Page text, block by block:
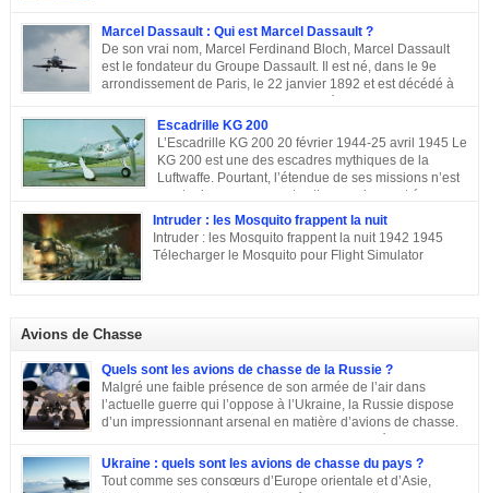
entre les mains de la famille de son fondateur et qui porte encore son nom,
Marcel Bloch ayant changé son nom en Dassault en 1946. Retour sur le
parcours de ce fleuron de l’aviation civile et militaire. De la première guerre
mondiale à la Course aux Armements Au début de la première guerre
mondiale, Marcel Bloch a créé la Société d’études aéronautiques avec son
Marcel Dassault : Qui est Marcel Dassault ?
De son vrai nom, Marcel Ferdinand Bloch, Marcel Dassault
est le fondateur du Groupe Dassault. Il est né, dans le 9e
arrondissement de Paris, le 22 janvier 1892 et est décédé à
également été un entrepreneur et un homme politique français. Enfance et
famille de Marcel Dassault Dernier enfant d’Adolphe Bloch et de Noémie
Allatini, Marcel avait trois frères ainés. Le premier est mort à son jeune âge,
le second, Darius Paul Bloch est devenu générale d’armée et le troisième,
René était chirurgien à Paris avant d’être exécuté en déportation […]
Escadrille KG 200
L’Escadrille KG 200 20 février 1944-25 avril 1945 Le
KG 200 est une des escadres mythiques de la
Luftwaffe. Pourtant, l’étendue de ses missions n’est
pas toujours connue, et cette escadre peut évoquer
des missions très différentes selon les centres d’intérêts : patrouille
maritime, Mistel ou missions secrètes. Partons du commencement : le nom.
La désignation KG 200, KampfGeschwader 200, signifie littéralement »
escadre de combat n°200 « . » Escadre de combat « , c’est un peu vague.
Donc il n’y a pas a priori de limites aux missions du KG 200, sous cette
Intruder : les Mosquito frappent la nuit
Intruder : les Mosquito frappent la nuit 1942 1945
Télecharger le Mosquito pour Flight Simulator
Avions de Chasse
Quels sont les avions de chasse de la Russie ?
Malgré une faible présence de son armée de l’air dans
l’actuelle guerre qui l’oppose à l’Ukraine, la Russie dispose
d’un impressionnant arsenal en matière d’avions de chasse.
Chasseurs, bombardiers, avions d’attaque … découvrons
ensemble les principaux moyens dont dispose sa force aérienne.
Ukraine : quels sont les avions de chasse du pays ?
Tout comme ses consœurs d’Europe orientale et d’Asie,